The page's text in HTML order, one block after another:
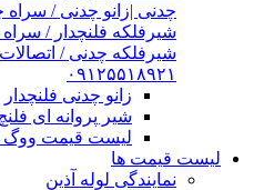
چدنی |زانو چدنی /
شیرفلکه فلنچدار /
۰۹۱۲۵۵۱۸۹۲۱
زانو چدنی فلنچدار
شیر پروانه ای فلنچ
لیست قیمت ووگ
لیست قیمت ها
نمایندگی لوله آذین